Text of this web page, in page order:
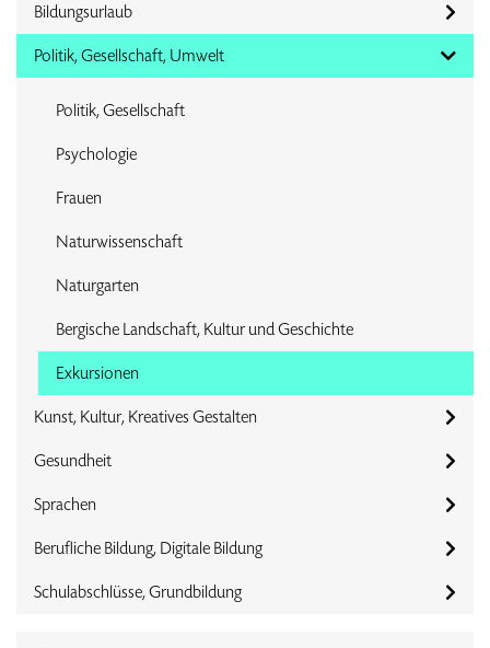
Bildungsurlaub
Politik, Gesellschaft, Umwelt
Politik, Gesellschaft
Psychologie
Frauen
Naturwissenschaft
Naturgarten
Bergische Landschaft, Kultur und Geschichte
Exkursionen
Kunst, Kultur, Kreatives Gestalten
Gesundheit
Sprachen
Berufliche Bildung, Digitale Bildung
Schulabschlüsse, Grundbildung